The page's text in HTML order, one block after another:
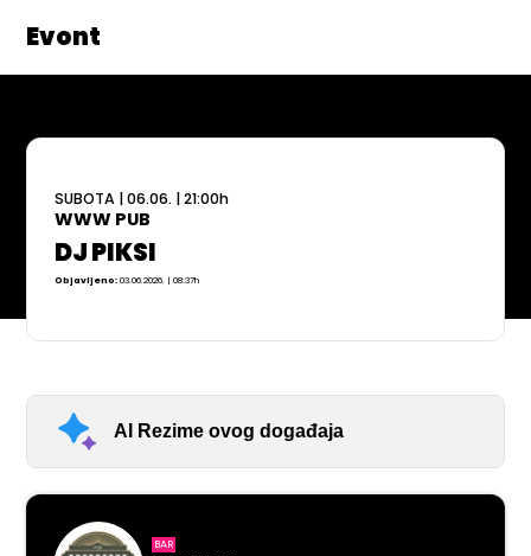
Evont
SUBOTA|06.06. |21:00h
WWW PUB
DJ PIKSI
Objavljeno:03.06.2026. | 08:37h
AI Rezime ovog događaja
BAR